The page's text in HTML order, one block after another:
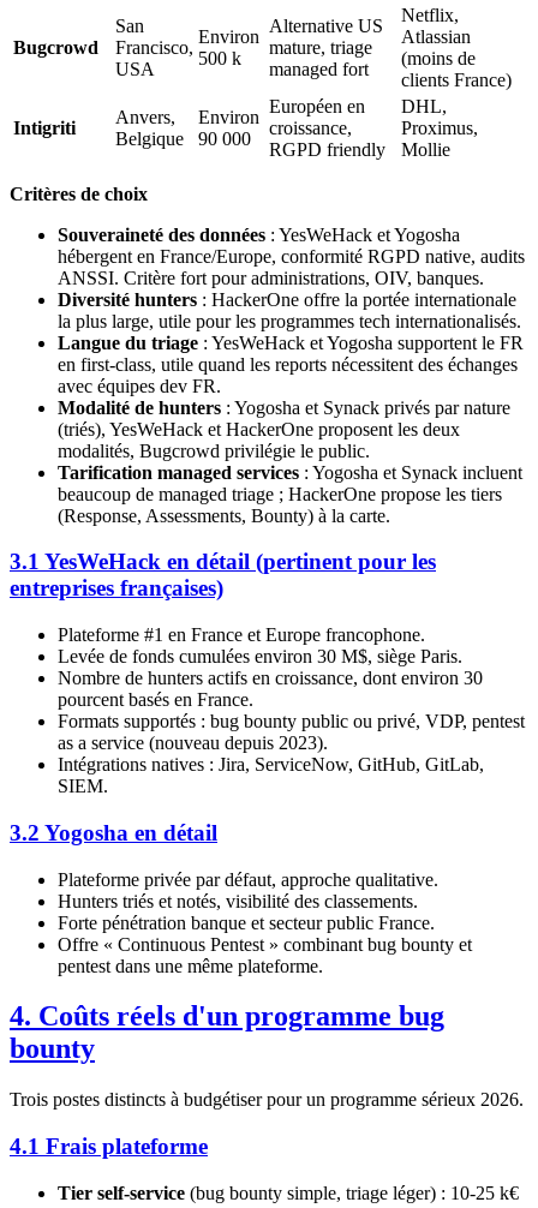
Bugcrowd
San
Francisco,
USA
Environ
500 k
Alternative US
mature, triage
managed fort
Netflix,
Atlassian
(moins de
clients France)
Intigriti
Anvers,
Belgique
Environ
90 000
Européen en
croissance,
RGPD friendly
DHL,
Proximus,
Mollie
Critères de choix
Souveraineté des données : YesWeHack et Yogosha
hébergent en France/Europe, conformité RGPD native, audits
ANSSI. Critère fort pour administrations, OIV, banques.
Diversité hunters : HackerOne offre la portée internationale
la plus large, utile pour les programmes tech internationalisés.
Langue du triage : YesWeHack et Yogosha supportent le FR
en first-class, utile quand les reports nécessitent des échanges
avec équipes dev FR.
Modalité de hunters : Yogosha et Synack privés par nature
(triés), YesWeHack et HackerOne proposent les deux
modalités, Bugcrowd privilégie le public.
Tarification managed services : Yogosha et Synack incluent
beaucoup de managed triage ; HackerOne propose les tiers
(Response, Assessments, Bounty) à la carte.
3.1 YesWeHack en détail (pertinent pour les
entreprises françaises)
Plateforme #1 en France et Europe francophone.
Levée de fonds cumulées environ 30 M$, siège Paris.
Nombre de hunters actifs en croissance, dont environ 30
pourcent basés en France.
Formats supportés : bug bounty public ou privé, VDP, pentest
as a service (nouveau depuis 2023).
Intégrations natives : Jira, ServiceNow, GitHub, GitLab,
SIEM.
3.2 Yogosha en détail
Plateforme privée par défaut, approche qualitative.
Hunters triés et notés, visibilité des classements.
Forte pénétration banque et secteur public France.
Offre « Continuous Pentest » combinant bug bounty et
pentest dans une même plateforme.
4. Coûts réels d'un programme bug
bounty
Trois postes distincts à budgétiser pour un programme sérieux 2026.
4.1 Frais plateforme
Tier self-service (bug bounty simple, triage léger) : 10-25 k€